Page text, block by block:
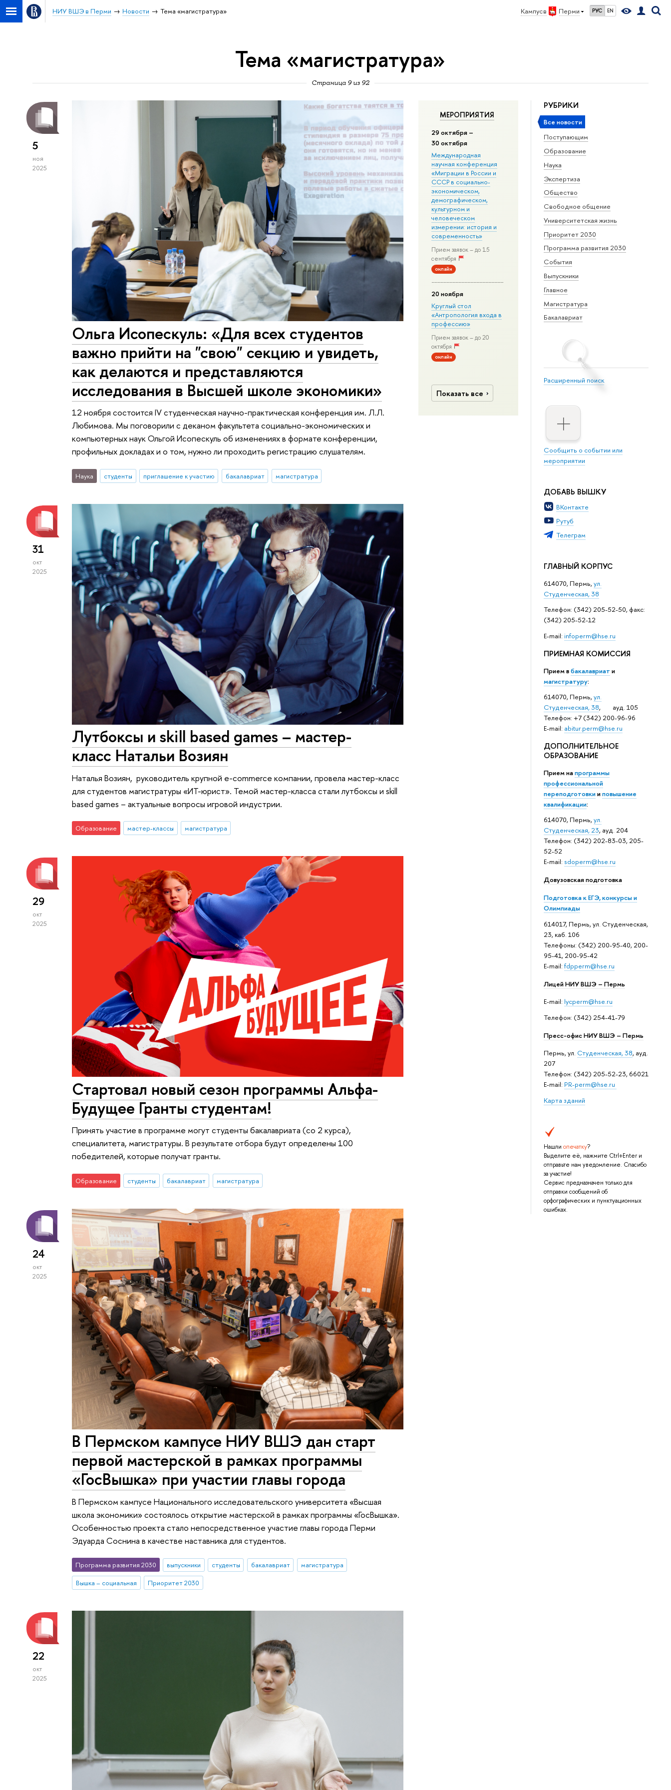
Кампус в Перми РУС EN
НИУ ВШЭ в Перми Новости Тема «магистратура»
Тема «магистратура»
Страница 9 из 92
РУБРИКИ
Все новости
Поступающим
Образование
Наука
Экспертиза
Общество
Свободное общение
Университетская жизнь
Приоритет 2030
Программа развития 2030
События
Выпускники
Главное
Магистратура
Бакалавриат
Расширенный поиск
Сообщить о событии или
мероприятии
ДОБАВЬ ВЫШКУ
ВКонтакте
Рутуб
Телеграм
ГЛАВНЫЙ КОРПУС
614070, Пермь,ул.
Студенческая, 38
Телефон: (342) 205-52-50, факс:
(342) 205-52-12
Е-mail: infoperm@hse.ru
ПРИЕМНАЯ КОМИССИЯ
Прием вбакалавриат и
магистратуру:
614070, Пермь,ул.
Студенческая, 38, ауд. 105
Телефон: +7 (342) 200-96-96
E-mail: abitur.perm@hse.ru
ДОПОЛНИТЕЛЬНОЕ
ОБРАЗОВАНИЕ
Прием напрограммы
профессиональной
переподготовкииповышение
квалификации:
614070, Пермь,ул.
Студенческая, 23, ауд. 204
Телефон: (342) 202-83-03, 205-
52-52
E-mail: sdoperm@hse.ru
Довузовская подготовка
Подготовка к ЕГЭ, конкурсы и
Олимпиады
614017, Пермь, ул. Студенческая,
23, каб. 106
Телефоны: (342) 200-95-40, 200-
95-41, 200-95-42
E-mail: fdpperm@hse.ru
Лицей НИУ ВШЭ – Пермь
E-mail: lycperm@hse.ru
Телефон: (342) 254-41-79
Пресс-офис НИУ ВШЭ – Пермь
Пермь, ул. Студенческая, 38, ауд.
207
Телефон: (342) 205-52-23, 66021
E-mail: PR-perm@hse.ru
Карта зданий
Нашли опечатку?
Выделите её, нажмите Ctrl+Enter и
отправьте нам уведомление. Спасибо
за участие!
Сервис предназначен только для
отправки сообщений об
орфографических и пунктуационных
ошибках.
МЕРОПРИЯТИЯ
29 октября –
30 октября
Международная
научная конференция
«Миграции в Росcии и
СССР в социально-
экономическом,
демографическом,
культурном и
человеческом
измерении: история и
современность»
Прием заявок – до 15
сентября
онлайн
20 ноября
Круглый стол
«Антропология входа в
профессию»
Прием заявок – до 20
октября
онлайн
Показать все
5
ноя
2025
Ольга Исопескуль: «Для всех студентов
важно прийти на "свою" секцию и увидеть,
как делаются и представляются
исследования в Высшей школе экономики»
12 ноября состоится IV студенческая научно-практическая конференция им. Л.Л.
Любимова. Мы поговорили с деканом факультета социально-экономических и
компьютерных наук Ольгой Исопескуль об изменениях в формате конференции,
профильных докладах и о том, нужно ли проходить регистрацию слушателям.
Наука студенты приглашение к участию бакалавриат магистратура
31
окт
2025
Лутбоксы и skill based games – мастер-
класс Натальи Возиян
Наталья Возиян, руководитель крупной e-commerce компании, провела мастер-класс
для студентов магистратуры «ИТ-юрист». Темой мастер-класса стали лутбоксы и skill
based games – актуальные вопросы игровой индустрии.
Образование мастер-классы магистратура
29
окт
2025
Стартовал новый сезон программы Альфа-
Будущее Гранты студентам!
Принять участие в программе могут студенты бакалавриата (со 2 курса),
специалитета, магистратуры. В результате отбора будут определены 100
победителей, которые получат гранты.
Образование студенты бакалавриат магистратура
24
окт
2025
В Пермском кампусе НИУ ВШЭ дан старт
первой мастерской в рамках программы
«ГосВышка» при участии главы города
В Пермском кампусе Национального исследовательского университета «Высшая
школа экономики» состоялось открытие мастерской в рамках программы «ГосВышка».
Особенностью проекта стало непосредственное участие главы города Перми
Эдуарда Соснина в качестве наставника для студентов.
Программа развития 2030 выпускники студенты бакалавриат
магистратура
Вышка – социальная
Приоритет 2030
22
окт
2025